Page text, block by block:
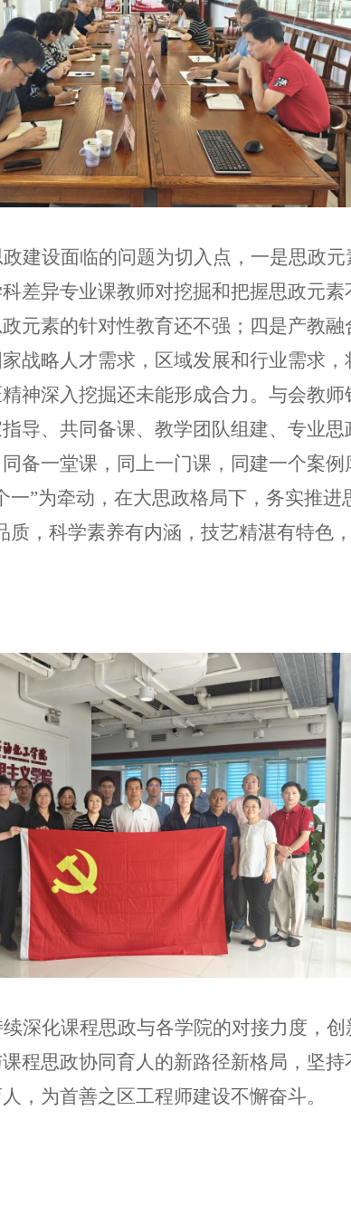
建设面临的问题为切入点，一是思政
差异专业课教师对挖掘和把握思政元素
元素的针对性教育还不强；四是产教
战略人才需求，区域发展和行业需求，
神深入挖掘还未能形成合力。与会教师
导、共同备课、教学团队组建、专业思
备一堂课，同上一门课，同建一个案
一”为牵动，在大思政格局下，务实推进
质，科学素养有内涵，技艺精湛有特色
深化课程思政与各学院的对接力度，
程思政协同育人的新路径新格局，坚
，为首善之区工程师建设不懈奋斗。